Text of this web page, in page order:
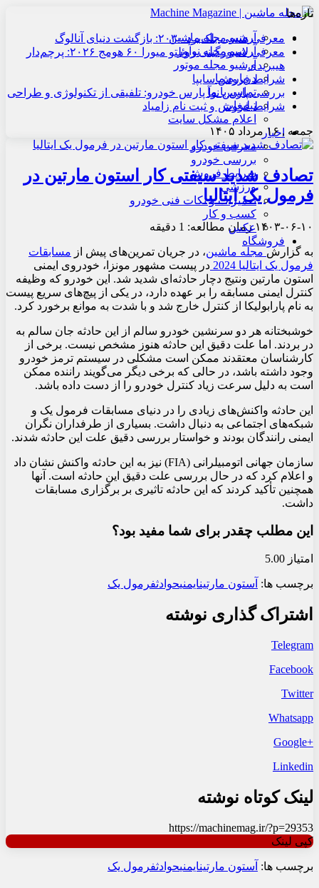
آرشیو مجله ماشین
آرشیو مجله نوآور
آرشیو مجله موتور
درباره ما
تماس با ما
تبلیغات
اعلام مشکل سایت
اخبار
معرفی خودرو
بررسی خودرو
شرایط فروش
ورزشی
تعمیرات و نکات فنی خودرو
کسب و کار
عکس
فروشگاه
تازه‌ها
معرفی هنسی بلک‌برد ۲۰۳۰: بازگشت دنیای آنالوگ
معرفی لامبورگینی روئلتو میورا ۶۰ هومج ۲۰۲۶: پرچم‌دار
هیبریدی
شرایط فروش سایپا
بررسی پارس نوآ پارس خودرو: تلفیقی از تکنولوژی و طراحی
شرایط فروش و ثبت نام زامیاد
جمعه , ۱۶ مرداد ۱۴۰۵
تصادف شدید سیفتی کار استون مارتین در
فرمول یک ایتالیا
۱۴۰۳-۰۶-۱۰زمان مطالعه: 1 دقیقه
به گزارش مجله ماشین، در جریان تمرین‌های پیش از مسابقات
فرمول یک ایتالیا 2024
در پیست مشهور مونزا، خودروی ایمنی
استون مارتین ونتیج دچار حادثه‌ای شدید شد. این خودرو که وظیفه
کنترل ایمنی مسابقه را بر عهده دارد، در یکی از پیچ‌های سریع پیست
به نام پارابولیکا از کنترل خارج شد و با شدت به موانع برخورد کرد.
خوشبختانه هر دو سرنشین خودرو سالم از این حادثه جان سالم به
در بردند. اما علت دقیق این حادثه هنوز مشخص نیست. برخی از
کارشناسان معتقدند ممکن است مشکلی در سیستم ترمز خودرو
وجود داشته باشد، در حالی که برخی دیگر می‌گویند راننده ممکن
است به دلیل سرعت زیاد کنترل خودرو را از دست داده باشد.
این حادثه واکنش‌های زیادی را در دنیای مسابقات فرمول یک و
شبکه‌های اجتماعی به دنبال داشت. بسیاری از طرفداران نگران
ایمنی رانندگان بودند و خواستار بررسی دقیق علت این حادثه شدند.
سازمان جهانی اتومبیلرانی (FIA) نیز به این حادثه واکنش نشان داد
و اعلام کرد که در حال بررسی علت دقیق این حادثه است. آنها
همچنین تأکید کردند که این حادثه تاثیری بر برگزاری مسابقات
داشت.
این مطلب چقدر برای شما مفید بود؟
امتیاز 5.00
برچسب ها: آستون مارتینایمنیحوادثفرمول یک
اشتراک گذاری نوشته
Telegram
Facebook
Twitter
Whatsapp
+Google
Linkedin
لینک کوتاه نوشته
https://machinemag.ir/?p=29353
کپی لینک
برچسب ها: آستون مارتینایمنیحوادثفرمول یک